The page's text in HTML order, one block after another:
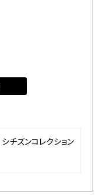
シチズンコレクション